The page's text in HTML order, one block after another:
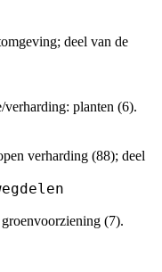
deel van de
planten (6).
verharding (88); deel
(7).